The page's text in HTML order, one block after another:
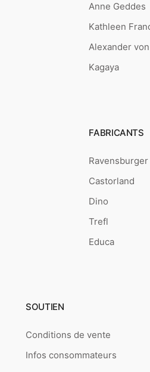
Anne Geddes
Kathleen
Alexander
Kagaya
FABRICANTS
Ravensburger
Castorland
Dino
Trefl
Educa
SOUTIEN
Conditions de vente
Infos consommateurs